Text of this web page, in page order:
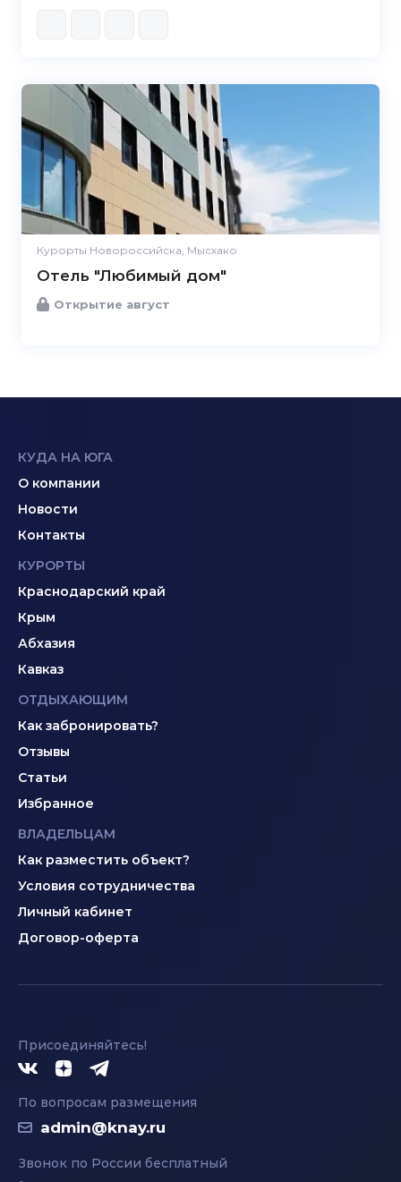
Курорты Новороссийска, Мысхако
Отель "Любимый дом"
Открытие август
КУДА НА ЮГА
О компании
Новости
Контакты
КУРОРТЫ
Краснодарский край
Крым
Абхазия
Кавказ
ОТДЫХАЮЩИМ
Как забронировать?
Отзывы
Статьи
Избранное
ВЛАДЕЛЬЦАМ
Как разместить объект?
Условия сотрудничества
Личный кабинет
Договор-оферта
Присоединяйтесь!
По вопросам размещения
admin@knay.ru
Звонок по России бесплатный